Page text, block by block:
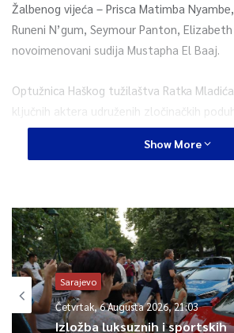
Žalbenog vijeća – Prisca Matimba
Runeni N’gum, Seymour Panton,
novoimenovani sudija Mustapha El Baaj.
Optužnica Haškog tužilaštva Ratka
ključnih aktera udruženih zločinačkih
između ostalog, tereti za namjeru
Bošnjaka, bosanskih Hrvata i drugog
Dugo vremena najtraženiji haški
optužen i za progone na političkoj i
istrebljenje i ubistva, deportacije,
civilno stanovništvo i njihovo teroriziranje
pripadnika UN za taoce u maju i junu
Show More
Sarajevo
Četvrtak, 6 Augusta 2026, 21:03
Izložba luksuznih i sportskih